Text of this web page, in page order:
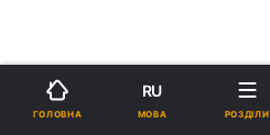
ГОЛОВНА
RU
МОВА РОЗДІЛИ